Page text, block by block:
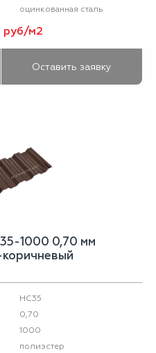
оцинкованная сталь
руб/м2
Оставить заявку
1000 0,70 мм
НС35
0,70
1000
полиэстер